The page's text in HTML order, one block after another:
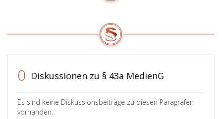
technische
Weiterentwicklung
Druckwerkes
werden
0 Diskussionen zu § 43a MedienG
Es sind keine Diskussionsbeiträge zu diesen Paragrafen
vorhanden.